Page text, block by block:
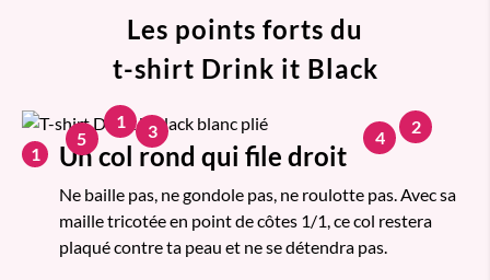
Les points forts du
t-shirt Drink it Black
1 Un col rond qui file droit
Ne baille pas, ne gondole pas, ne roulotte pas. Avec sa
maille tricotée en point de côtes 1/1, ce col restera
plaqué contre ta peau et ne se détendra pas.
1 2
3 4
5